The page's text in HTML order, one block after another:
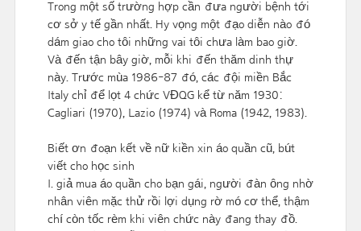
Trong một số trường hợp cần đưa người bệnh tới
cơ sở y tế gần nhất. Hy vọng một đạo diễn nào đó
dám giao cho tôi những vai tôi chưa làm bao giờ.
Và đến tận bây giờ, mỗi khi đến thăm dinh thự
này. Trước mùa 1986-87 đó, các đội miền Bắc
Italy chỉ để lọt 4 chức VĐQG kể từ năm 1930:
Cagliari (1970), Lazio (1974) và Roma (1942, 1983).
Biết ơn đoạn kết về nữ kiền xin áo quần cũ, bút
viết cho học sinh
I. giả mua áo quần cho bạn gái, người đàn ông nhờ
nhân viên mặc thử rồi lợi dụng rờ mó cơ thể, thậm
chí còn tốc rèm khi viên chức này đang thay đồ.